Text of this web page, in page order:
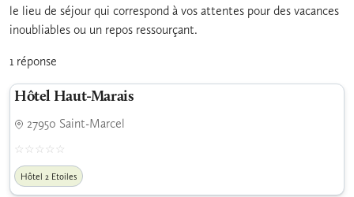
le lieu de séjour qui correspond à vos attentes pour des vacances
inoubliables ou un repos ressourçant.
1 réponse
Hôtel Haut-Marais
27950 Saint-Marcel
Hôtel 2 Etoiles